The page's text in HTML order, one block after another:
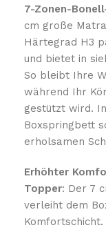
7-Zonen-
cm große
Härtegrad H3
und bietet in
So bleibt Ihre
während Ihr
gestützt wird.
Boxspringbett
erholsamen
Erhöhter
Topper: Der 7
verleiht dem